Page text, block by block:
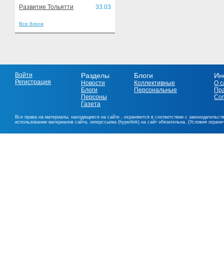
Развитие Тольятти 33.03
Все блоги
Войти
Регистрация
Разделы
Новости
Блоги
Персоны
Газета
Блоги
Коллективные
Персональные
О
Все права на материалы, находящиеся на сайте , охраняются в соответствии с
использовании материалов сайта, гиперссылка (hyperlink) на сайт обязательна. (Условия